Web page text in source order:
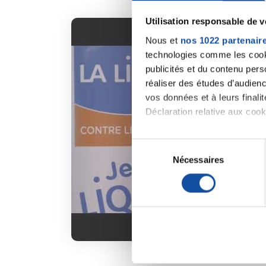
Utilisation responsable de
Nous et nos 1022
technologies comme les
publicités et du contenu
réaliser des études
vos données et à leurs
Déclaration relative aux
Si vous le permettez, nous
Collecter des
digitales).
Pour en savoir plus sur le
. Vous pouvez
S
l
n
Nécessaires